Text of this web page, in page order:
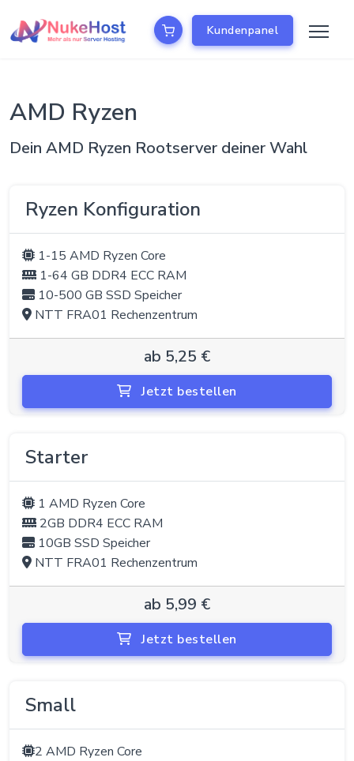
Kundenpanel
AMD Ryzen
Dein AMD Ryzen Rootserver deiner Wahl
Ryzen Konfiguration
1-15 AMD Ryzen Core
1-64 GB DDR4 ECC RAM
10-500 GB SSD Speicher
NTT FRA01 Rechenzentrum
ab 5,25 €
Jetzt bestellen
Starter
1 AMD Ryzen Core
2GB DDR4 ECC RAM
10GB SSD Speicher
NTT FRA01 Rechenzentrum
ab 5,99 €
Jetzt bestellen
Small
2 AMD Ryzen Core